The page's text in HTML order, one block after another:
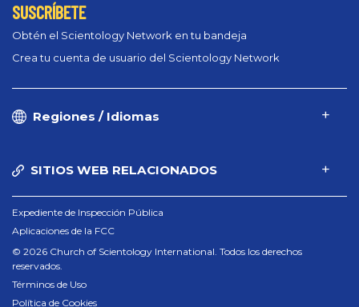
SUSCRÍBETE
Obtén el Scientology Network en tu bandeja
Crea tu cuenta de usuario del Scientology Network
Regiones / Idiomas
SITIOS WEB RELACIONADOS
Expediente de Inspección Pública
Aplicaciones de la FCC
© 2026 Church of Scientology International. Todos los derechos
reservados.
Términos de Uso
Política de Cookies